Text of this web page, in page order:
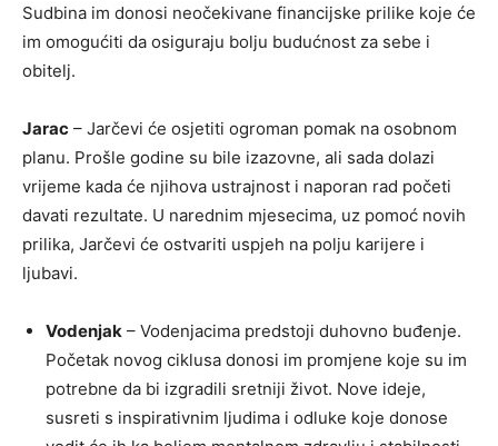
Sudbina im donosi neočekivane financijske prilike koje će
im omogućiti da osiguraju bolju budućnost za sebe i
obitelj.
Jarac – Jarčevi će osjetiti ogroman pomak na osobnom
planu. Prošle godine su bile izazovne, ali sada dolazi
vrijeme kada će njihova ustrajnost i naporan rad početi
davati rezultate. U narednim mjesecima, uz pomoć novih
prilika, Jarčevi će ostvariti uspjeh na polju karijere i
ljubavi.
Vodenjak – Vodenjacima predstoji duhovno buđenje.
Početak novog ciklusa donosi im promjene koje su im
potrebne da bi izgradili sretniji život. Nove ideje,
susreti s inspirativnim ljudima i odluke koje donose